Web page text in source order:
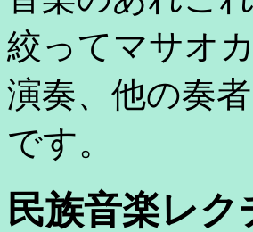
絞ってマサオ
演奏、他の奏
です。
民族音楽レ